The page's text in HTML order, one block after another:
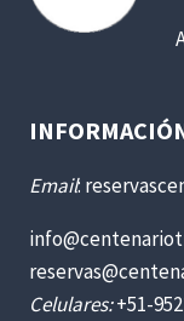
Email:
Celulares:+51-